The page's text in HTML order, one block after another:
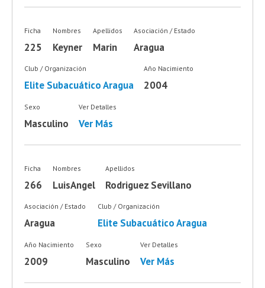
Ficha
225
Nombres
Keyner
Apellidos
Marin
Asociación / Estado
Aragua
Club / Organización
Elite Subacuático Aragua
Año Nacimiento
2004
Sexo
Masculino
Ver Detalles
Ver Más
Ficha
266
Nombres
LuisAngel
Apellidos
Rodriguez Sevillano
Asociación / Estado
Aragua
Club / Organización
Elite Subacuático Aragua
Año Nacimiento
2009
Sexo
Masculino
Ver Detalles
Ver Más